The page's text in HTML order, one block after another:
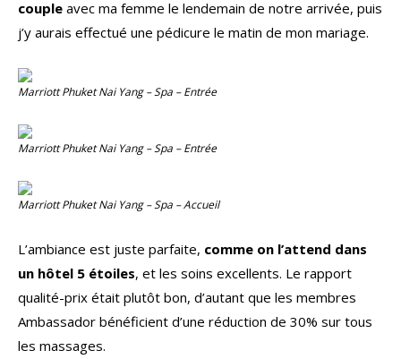
couple avec ma femme le lendemain de notre arrivée, puis
j’y aurais effectué une pédicure le matin de mon mariage.
Marriott Phuket Nai Yang – Spa – Entrée
Marriott Phuket Nai Yang – Spa – Entrée
Marriott Phuket Nai Yang – Spa – Accueil
L’ambiance est juste parfaite, comme on l’attend dans
un hôtel 5 étoiles, et les soins excellents. Le rapport
qualité-prix était plutôt bon, d’autant que les membres
Ambassador bénéficient d’une réduction de 30% sur tous
les massages.